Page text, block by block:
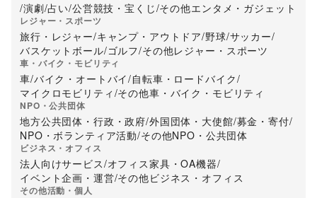
/演劇/占い/公営競技・宝くじ/その他エンタメ・ガジェット
レジャー・スポーツ
旅行・レジャー/キャンプ・アウトドア/野球/サッカー/
バスケットボール/ゴルフ/その他レジャー・スポーツ
車・バイク・モビリティ
車/バイク・オートバイ/自転車・ロードバイク/
マイクロモビリティ /その他車・バイク・モビリティ
NPO・公共団体
地方公共団体・行政・政府/外国団体・大使館/募金・寄付/
NPO・ボランティア活動/その他NPO・公共団体
ビジネス・オフィス
法人向けサービス/オフィス家具・OA機器/
イベント企画・運営/その他ビジネス・オフィス
その他活動・個人